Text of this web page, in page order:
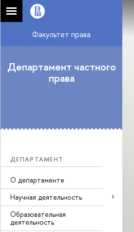
Факультет права
Департамент частного
права
ДЕПАРТАМЕНТ
О департаменте
Научная деятельность
Образовательная
деятельность